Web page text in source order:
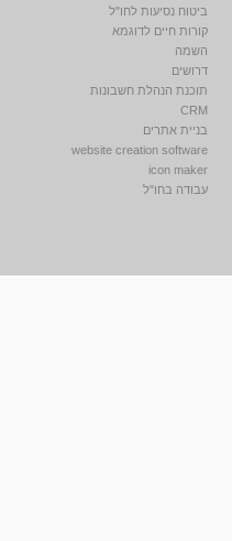
ביטוח נסיעות לחו"ל
קורות חיים לדוגמא
השמה
דרושים
תוכנת הנהלת חשבונות
CRM
בניית אתרים
website creation software
icon maker
עבודה בחו"ל